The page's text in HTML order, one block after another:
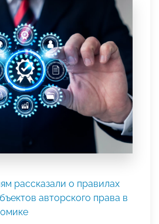
рассказали о правилах
авторского права в